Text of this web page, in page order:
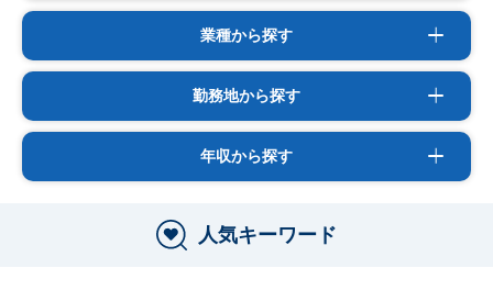
業種から探す
勤務地から探す
年収から探す
人気キーワード